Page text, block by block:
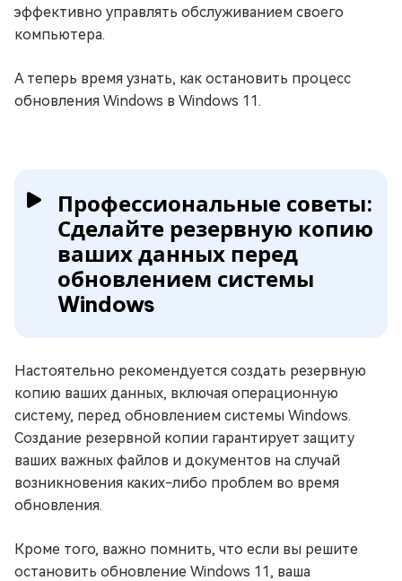
эффективно управлять обслуживанием своего
компьютера.
А теперь время узнать, как остановить процесс
обновления Windows в Windows 11.
Профессиональные советы:
Сделайте резервную копию
ваших данных перед
обновлением системы
Windows
Настоятельно рекомендуется создать резервную
копию ваших данных, включая операционную
систему, перед обновлением системы Windows.
Создание резервной копии гарантирует защиту
ваших важных файлов и документов на случай
возникновения каких-либо проблем во время
обновления.
Кроме того, важно помнить, что если вы решите
остановить обновление Windows 11, ваша